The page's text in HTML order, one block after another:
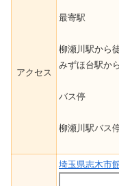
アクセス
最寄駅
柳瀬川駅から
みずほ台駅か
バス停
柳瀬川駅バス
埼玉県志木市